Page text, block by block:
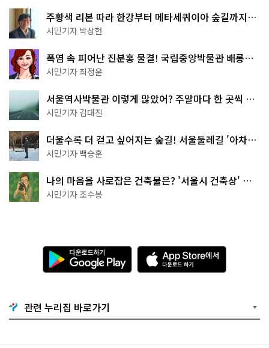
주황색 리본 따라 한강부터 메타세쿼이아 숲길까지…
서울둘레길 15코스
시민기자 박상현
폭염 속 피어난 진분홍 물결! 국립중앙박물관 배롱나
무 명소
시민기자 최정윤
서울역사박물관 이렇게 많았어? 주말마다 한 곳씩 떠
나는 역사 산책
시민기자 김대진
더울수록 더 걷고 싶어지는 숲길! 서울둘레길 '아차산
코스'
시민기자 백승훈
나의 마음을 사로잡은 건축물은? '서울시 건축상' 수
상작 공개!
시민기자 조수봉
다
운
로
기
G
o
g
A
p
p
e
서
관련 누리집 바로가기